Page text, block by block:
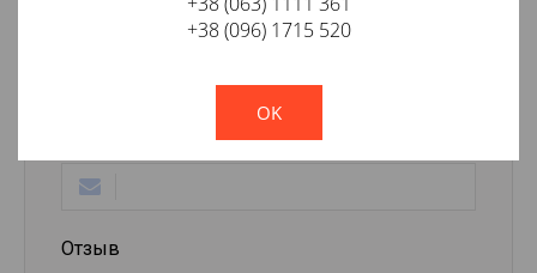
Отзыв
+38 (096) 1715 520
!
Not valid!
OK